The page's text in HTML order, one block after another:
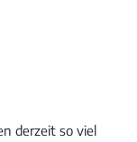
derzeit so viel